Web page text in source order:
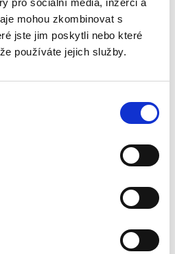
pro sociální média, inzerci a
mohou zkombinovat s
jste jim poskytli nebo které
používáte jejich služby.
Společné jmění
manželů
občanského
tento institut stále pevně